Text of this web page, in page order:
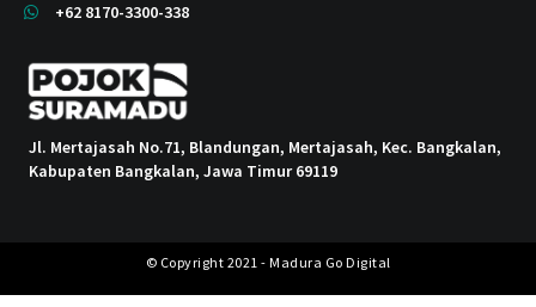
+62 8170-3300-338
Jl. Mertajasah No.71, Blandungan, Mertajasah, Kec. Bangkalan,
Kabupaten Bangkalan, Jawa Timur 69119
© Copyright 2021 - Madura Go Digital